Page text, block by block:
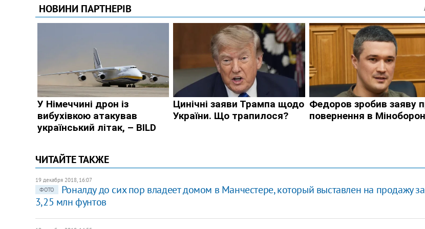
ЧИТАЙТЕ ТАКЖЕ
19 декабря 2018, 16:07
ФОТО
Роналду до сих пор владеет домом в Манчестере, который выставлен на продажу за
3,25 млн фунтов